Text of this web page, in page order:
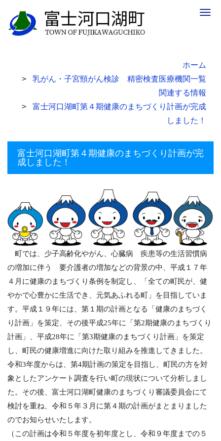
ホーム
乳がん・子宮頸がん検診 精密検査医療機関一覧
関連する情報
富士河口湖町第４期健康のまちづくり計画が完成
しました！
富士河口湖町第４期健康のまちづくり計画が完
成しました！
町では、少子高齢化やがん、心臓病 疾患等の生活習慣病
の増加に伴う 要介護者の増加などの背景の中、平成１７年
４月に健康のまちづくり条例を制定し、「全ての町民が、健
やかで心豊かに生活でき、元気あふれる町」を目指していま
す。平成１９年には、第１期の計画となる「健康のまちづく
り計画」を策定、その後平成25年に「第2期健康のまちづくり
計画」、平成28年に「第3期健康のまちづくり計画」を策定
し、町民の健康増進に向けた取り組みを推進してきました。
令和3年度からは、第4期計画の策定を目指し、町民の方を対
象としたアンケート調査を行い町の現状について分析しまし
た。 その後、富士河口湖町健康のまちづくり審議委員会にて
検討を重ね、令和５年３月に第４期の計画がまとまりました
のでお知らせいたします。
（この計画は令和５年度を初年度とし、令和９年度までの５